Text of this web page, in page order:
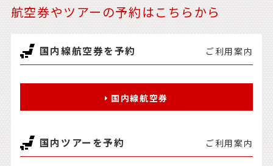
航空券やツアーの予約はこちらから
国内線航空券を予約 ご利用案内
国内線航空券
国内ツアーを予約 ご利用案内